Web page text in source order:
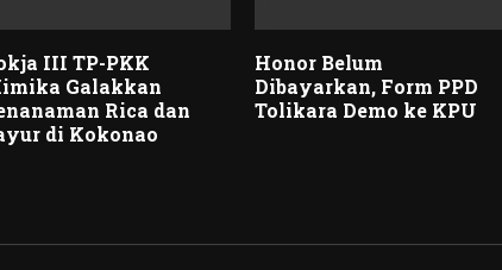
III TP-PKK
Galakkan
Rica dan
di Kokonao
Honor Belum
Dibayarkan, Form PPD
Tolikara Demo ke KPU